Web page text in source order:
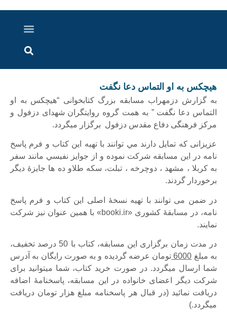
هيچكس به او التماس دعا نگفت
به گزارش دزمهراب مسابقه بزرگ کتابخوانی “هیچکس به او
التماس دعا نگفت ” به همت گروه روایتگران شهدای دزفول و
مرکز فرهنگی دفاع مقدس دزفول برگزار میگردد.
عزیزانی كه تمايل دارند مي توانند با تهيه اين كتاب و فرم پاسخ
نامه در این مسابقه شركت نموده و از جوايز نفيسي مانند سفر
به كربلا ، مشهد ، دوچرخه ، تبلت، سكه طلاو ده ها جايزۀ ديگر
برخوردار گردند.
در ضمن می توانند با تهيه نسخۀ اصلی اين كتاب و فرم پاسخ
نامه، در مسابقۀ کشوری «booki.ir» با همین عنوان نیز شرکت
نمایند.
در مدت زمان برگزاری این مسابقه، کتاب با 50 درصد تخفیف،
به مبلغ 6000 تومان عرضه ­گردیده و به صورت رایگان به آدرس
شما ارسال می­گردد. در صورت خرید کتاب، شما می­توانید برای
شرکت دیگر اعضای خانواده در این مسابقه، پاسخ­نامۀ اضافه
دریافت نمائید (در قبال هر پاسخ­نامه مبلغ هزار تومان دریافت
می­گردد.)